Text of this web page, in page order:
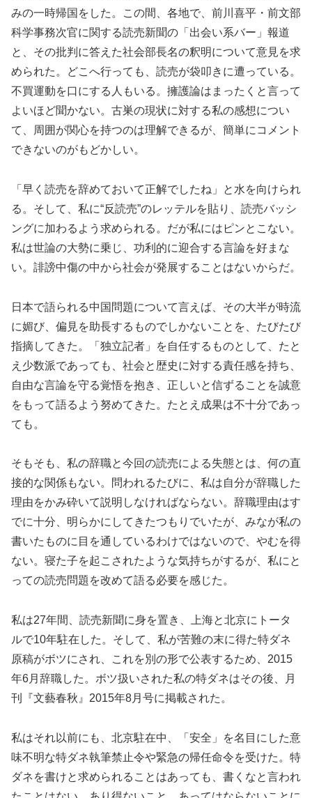
みの一時帰国をした。この間、各地で、前川喜平・前文部
科学事務次官に関する読売新聞の「出会い系バー」報道
と、その批判に答えた社会部長名の釈明について意見を求
められた。どこへ行っても、読売が袋叩きに遭っている。
不買運動を口にする人もいる。擁護論はまったくと言って
よいほど聞かない。古巣の現状に対する私の感想につい
て、周囲が関心を持つのは理解できるが、簡単にコメント
できないのがもどかしい。
「早く読売を辞めておいて正解でしたね」と水を向けられ
る。そして、私に“反読売”のレッテルを貼り、読売バッシ
ングに加わるよう求められる。だが私にはピンとこない。
私は世論の大勢に乗じ、功利的に迎合する言論を好まな
い。誹謗中傷の中から社会が発展することはないからだ。
日本で語られる中国問題について言えば、その大半が時流
に媚び、偏見を助長するものでしかないことを、たびたび
指摘してきた。「独立記者」を自任するものとして、たと
え少数派であっても、社会と歴史に対する責任感を持ち、
自由な言論を守る覚悟を抱き、正しいと信ずることを誠意
をもって語るよう努めてきた。たとえ成果は不十分であっ
ても。
そもそも、私の辞職と今回の読売による失態とは、何の直
接的な関係もない。問われるたびに、私は自分が辞職した
理由をかみ砕いて説明しなければならない。辞職理由はす
でに十分、明らかにしてきたつもりでいたが、みなが私の
書いたものに目を通しているわけではないので、やむを得
ない。寝た子を起こされたような気持ちがするが、私にと
っての読売問題を改めて語る必要を感じた。
私は27年間、読売新聞に身を置き、上海と北京にトータ
ルで10年駐在した。そして、私が苦難の末に得た特ダネ
原稿がボツにされ、これを別の形で公表するため、2015
年6月辞職した。ボツ扱いされた私の特ダネはその後、月
刊『文藝春秋』2015年8月号に掲載された。
私はそれ以前にも、北京駐在中、「安全」を名目にした意
味不明な特ダネ執筆禁止令や緊急の帰任命令を受けた。特
ダネを書けと求められることはあっても、書くなと言われ